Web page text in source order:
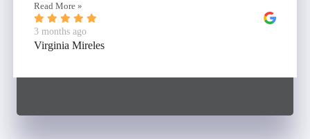
Read More »
3 months ago
Virginia Mireles